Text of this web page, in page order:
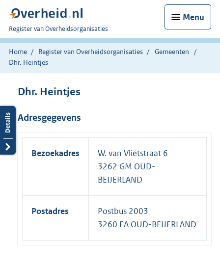
Menu
U
bent
nu
hier:
Register van Overheidsorganisaties
Home Register van Overheidsorganisaties
Gemeenten
Dhr. Heintjes
Dhr. Heintjes
Adresgegevens
Bezoekadres
W. van Vlietstraat 6
3262 GM OUD-
BEIJERLAND
Postadres
Postbus 2003
3260 EA OUD-BEIJERLAND